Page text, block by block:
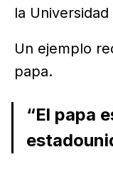
la
Un ejemplo
papa.
“El papa